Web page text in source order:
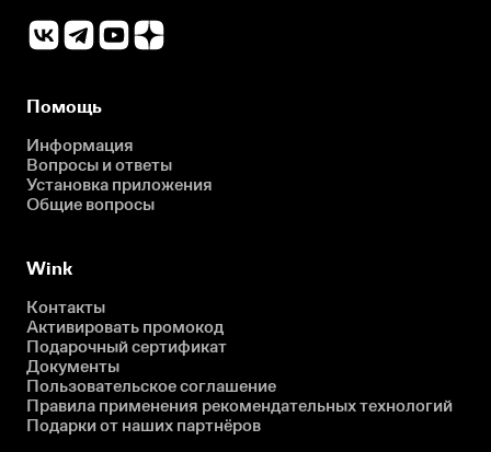
Помощь
Информация
Вопросы и ответы
Установка приложения
Общие вопросы
Wink
Контакты
Активировать промокод
Подарочный сертификат
Документы
Пользовательское соглашение
Правила применения рекомендательных технологий
Подарки от наших партнёров